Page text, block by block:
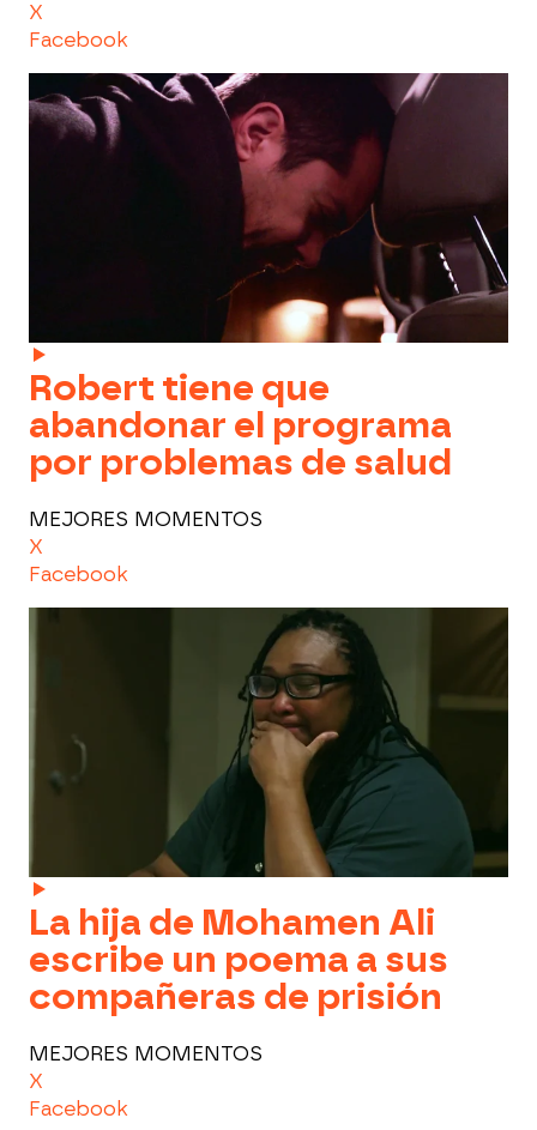
X
Facebook
Robert tiene que
abandonar el programa
por problemas de salud
MEJORES MOMENTOS
X
Facebook
La hija de Mohamen Ali
escribe un poema a sus
compañeras de prisión
MEJORES MOMENTOS
X
Facebook